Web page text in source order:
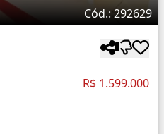
Cód.: 292629
R$ 1.599.000